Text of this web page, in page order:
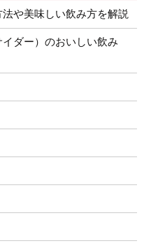
や美味しい飲み方を解説
ダー）のおいしい飲み